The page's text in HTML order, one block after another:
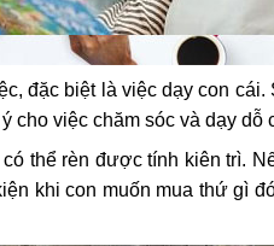
đặc biệt là việc dạy con
cho việc chăm sóc và dạy dỗ
thể rèn được tính kiên trì.
khi con muốn mua thứ gì